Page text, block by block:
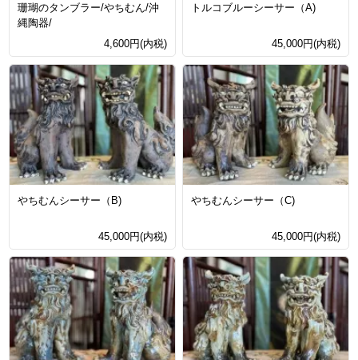
珊瑚のタンブラー/やちむん/沖
縄陶器/
4,600円(内税)
トルコブルーシーサー（A)
45,000円(内税)
やちむんシーサー（B)
45,000円(内税)
やちむんシーサー（C)
45,000円(内税)